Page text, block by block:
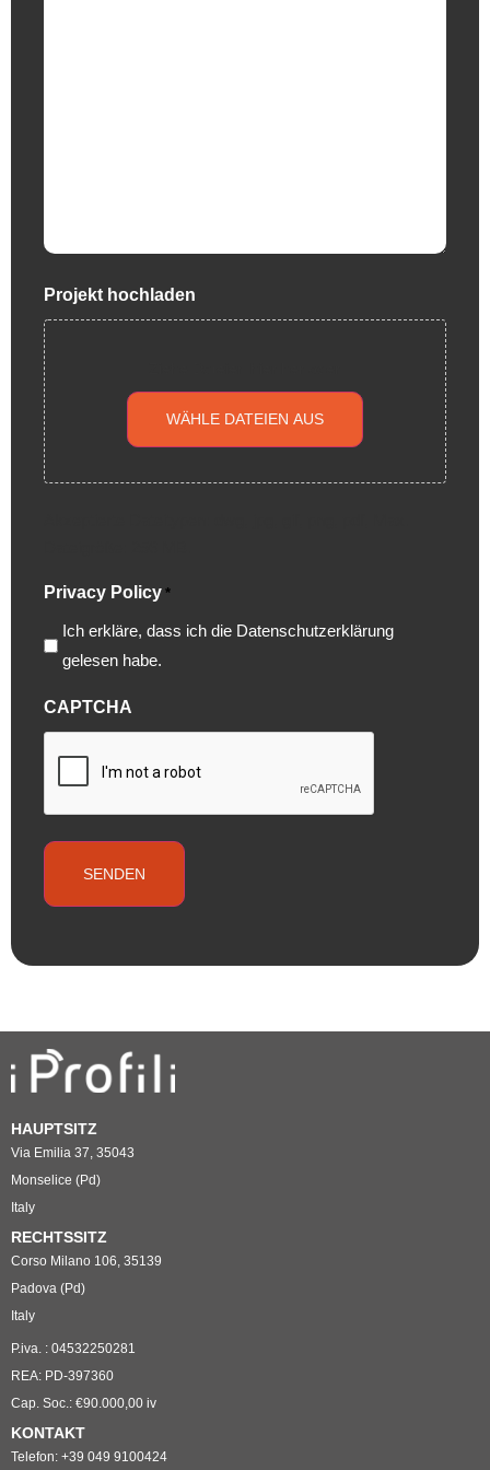
Projekt hochladen
WÄHLE DATEIEN AUS
Privacy Policy *
Ich erkläre, dass ich die Datenschutzerklärung
gelesen habe.
CAPTCHA
HAUPTSITZ
Via Emilia 37, 35043
Monselice (Pd)
Italy
RECHTSSITZ
Corso Milano 106, 35139
Padova (Pd)
Italy
P.iva. : 04532250281
REA: PD-397360
Cap. Soc.: €90.000,00 iv
KONTAKT
Telefon: +39 049 9100424